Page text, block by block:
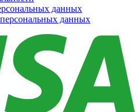
данных
данных